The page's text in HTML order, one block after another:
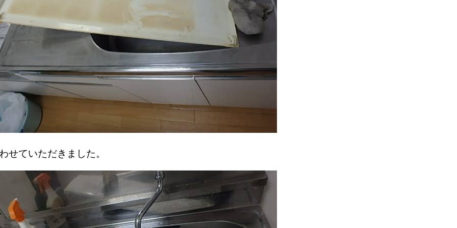
せていただきました。